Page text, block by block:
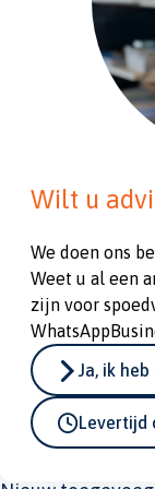
Wilt u
We doen ons
Weet u al een
zijn voor
Ja, ik
Levertijd